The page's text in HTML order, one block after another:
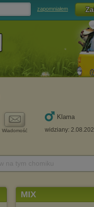
zapomniałem
Wiadomość
Klama
widziany:
MIX